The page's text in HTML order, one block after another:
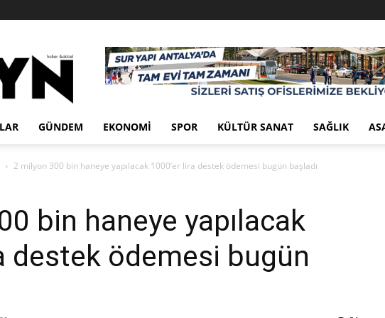
GÜNDEM EKONOMI SPOR KÜLTÜR SANAT SAĞLIK
2 milyon 300 bin haneye yapılacak 1000’er lira destek ödemesi bugün başladı
bin haneye yapılacak
destek ödemesi bugün